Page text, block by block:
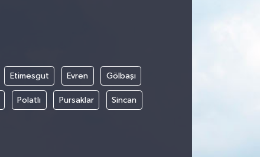
Etimesgut Evren Gölbaşı
Polatlı Pursaklar Sincan